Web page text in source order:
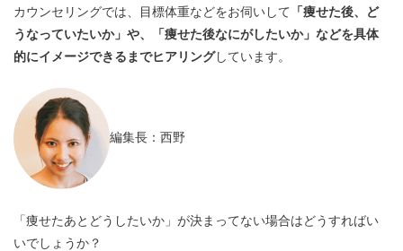
カウンセリングでは、目標体重などをお伺いして 「痩せた後、ど
うなっていたいか」や、「痩せた後なにがしたいか」などを具体
的にイメージできるまでヒアリングしています。
編集長：西野
「痩せたあとどうしたいか」が決まってない場合はどうすればい
いでしょうか？